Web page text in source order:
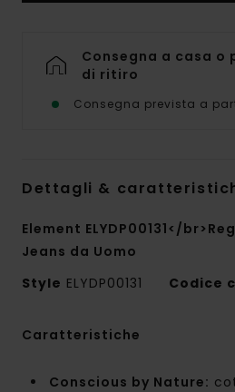
Consegna a casa o
di ritiro
Consegna prevista a
Dettagli &
Element ELYDP00131</
Jeans da Uomo
Style ELYDP00131 Codice
Caratteristiche
Conscious by Nature: